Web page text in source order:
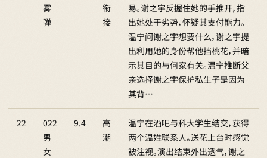
雾
弹
衔
接
易。谢之宇反握住她的手推开，指
出她处于劣势，怀疑其支付能力。
温宁问谢之宇想要什么，谢之宇提
出利用她的身份帮他挡桃花，并暗
示其目的与何家有关。温宁推断父
亲选择谢之宇保护私生子是因为
其背…
22
022
男
女
9.4
高
潮
温宁在酒吧与科大学生结交，获得
两个温姓联系人。送花上台时感觉
被注视。演出结束外出透气，谢之